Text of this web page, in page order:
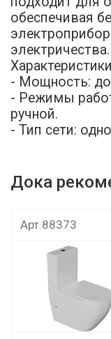
обеспечивая
электричества.
- Мощность:
- Режимы
ручной.
- Тип сети:
Дока
Арт.88373
Дока